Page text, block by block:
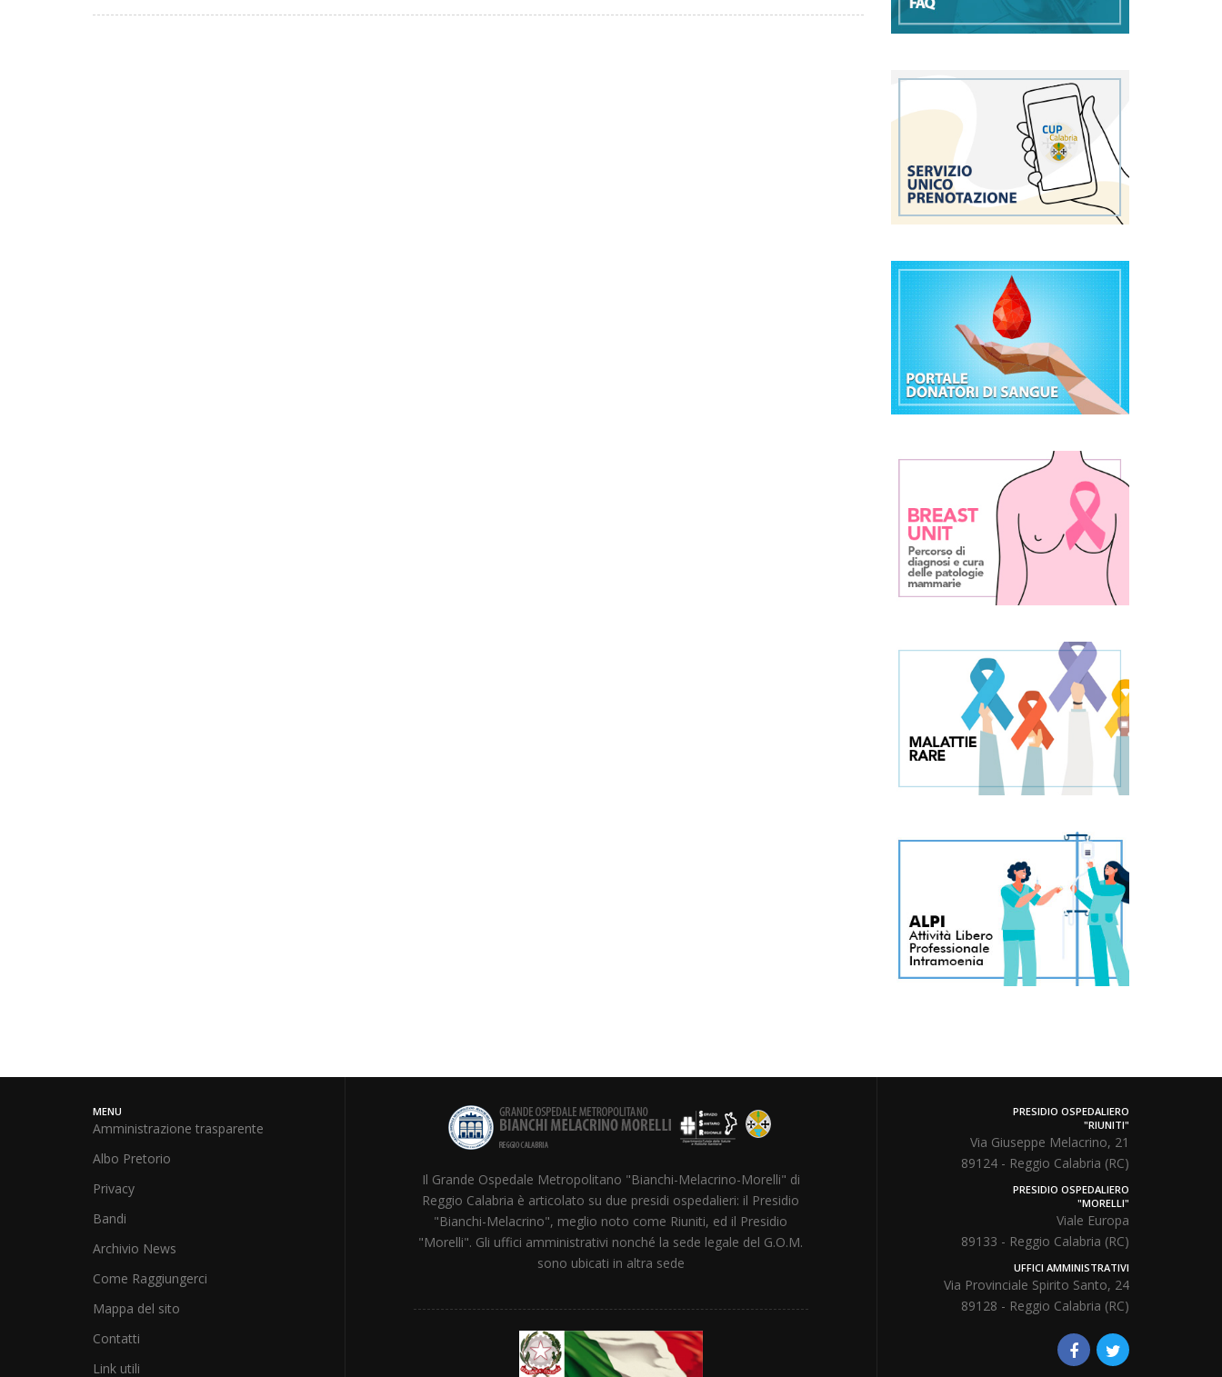
MENU
Amministrazione trasparente
Albo Pretorio
Privacy
Bandi
Archivio News
Come Raggiungerci
Mappa del sito
Contatti
Link utili
Il Grande Ospedale Metropolitano "Bianchi-Melacrino-Morelli" di
Reggio Calabria è articolato su due presidi ospedalieri: il Presidio
"Bianchi-Melacrino", meglio noto come Riuniti, ed il Presidio
"Morelli". Gli uffici amministrativi nonché la sede legale del G.O.M.
sono ubicati in altra sede
PRESIDIO OSPEDALIERO
"RIUNITI"
Via Giuseppe Melacrino, 21
89124 - Reggio Calabria (RC)
PRESIDIO OSPEDALIERO
"MORELLI"
Viale Europa
89133 - Reggio Calabria (RC)
UFFICI AMMINISTRATIVI
Via Provinciale Spirito Santo, 24
89128 - Reggio Calabria (RC)